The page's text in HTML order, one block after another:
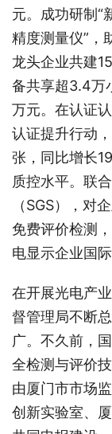
元。成功研制“
精度测量仪”，
龙头企业共建
备共享超3.4万
万元。在认证
认证提升行动
张，同比增长
质控水平。联
（SGS），对
免费评价检测
电显示企业国
在开展光电产
督管理局不断
广。不久前，
全检测与评价
由厦门市市场
创新实验室、